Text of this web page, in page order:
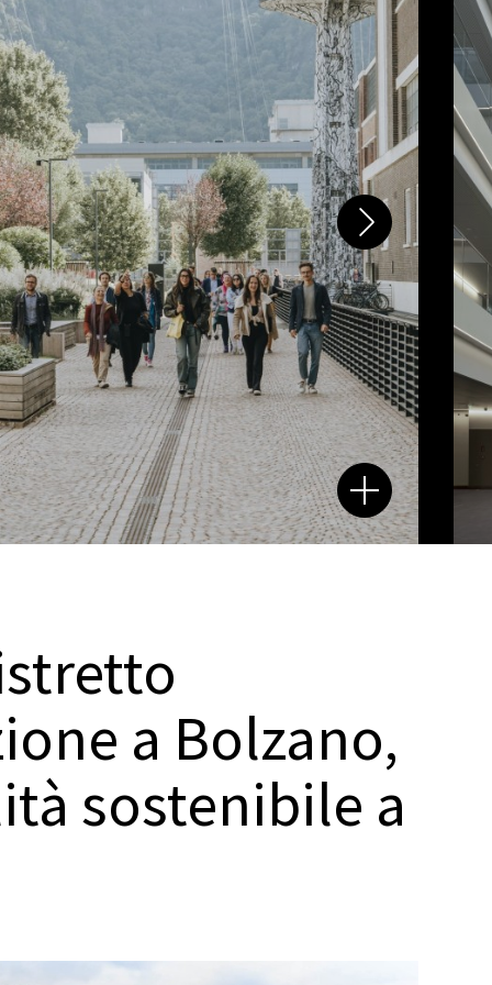
aperta, ad una strategia di
innovazione europea e alle
esigenze del territorio.
a Bolzano,
sostenibile a